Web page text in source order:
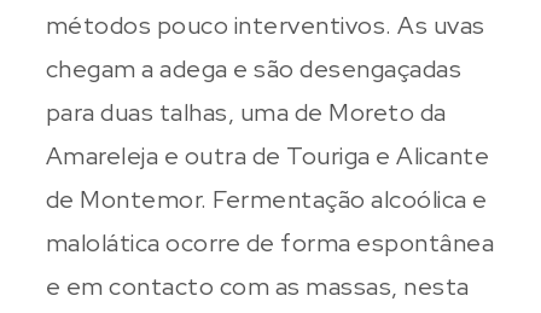
métodos pouco interventivos. As uvas
chegam a adega e são desengaçadas
para duas talhas, uma de Moreto da
Amareleja e outra de Touriga e Alicante
de Montemor. Fermentação alcoólica e
malolática ocorre de forma espontânea
e em contacto com as massas, nesta